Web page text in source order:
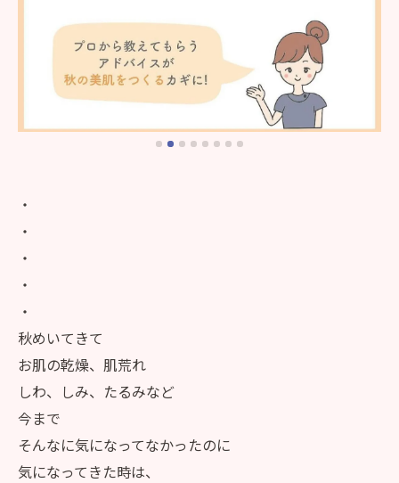
・
・
・
・
・
秋めいてきて
お肌の乾燥、肌荒れ
しわ、しみ、たるみなど
今まで
そんなに気になってなかったのに
気になってきた時は、